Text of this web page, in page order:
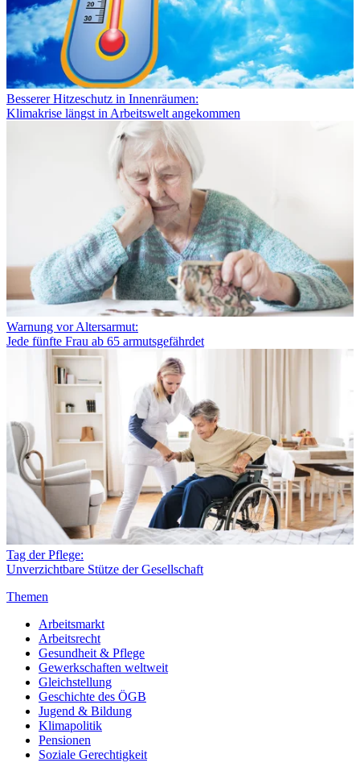
Besserer Hitzeschutz in Innenräumen:
Klimakrise längst in Arbeitswelt angekommen
Warnung vor Altersarmut:
Jede fünfte Frau ab 65 armutsgefährdet
Tag der Pflege:
Unverzichtbare Stütze der Gesellschaft
Themen
Arbeitsmarkt
Arbeitsrecht
Gesundheit & Pflege
Gewerkschaften weltweit
Gleichstellung
Geschichte des ÖGB
Jugend & Bildung
Klimapolitik
Pensionen
Soziale Gerechtigkeit